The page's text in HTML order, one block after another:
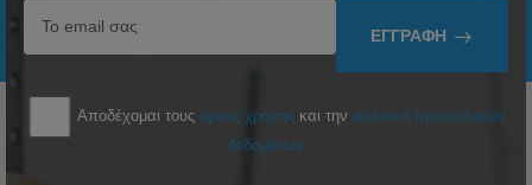
ΕΓΓΡΑΦΉ
Αποδέχομαι τους όρους χρήσης και την πολιτική προσωπικών
δεδομένων